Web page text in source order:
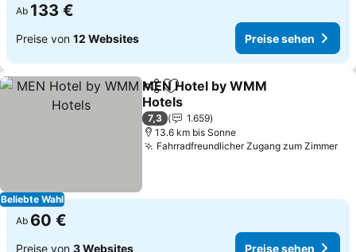
Ab 133 €
Preise von 12 Websites Preise sehen
Beliebte Wahl
TeilenZu Favoriten hinzufügen
MEN Hotel by WMM
Hotels
Preise sehen
7,3
1.659
13.6 km bis Sonne
Fahrradfreundlicher Zugang zum Zimmer
Ab 60 €
Preise von 3 Websites Preise sehen